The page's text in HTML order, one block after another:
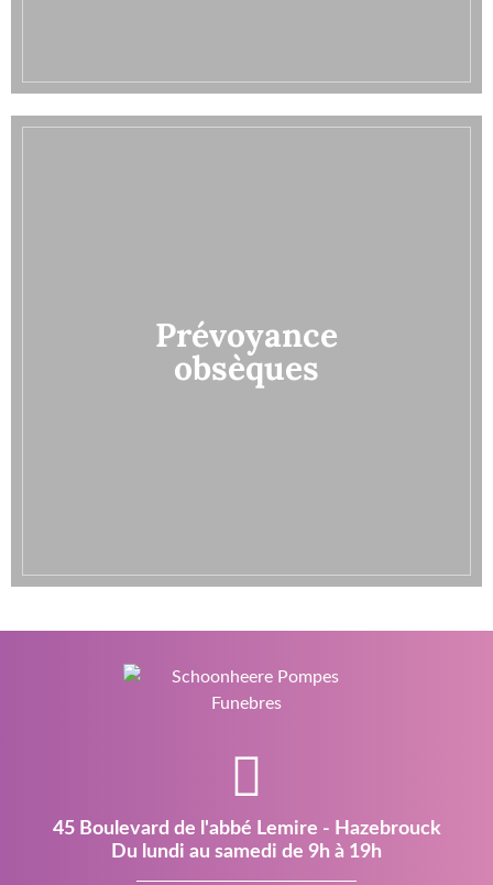
Prévoyance
obsèques
45 Boulevard de l'abbé Lemire - Hazebrouck
Du lundi au samedi de 9h à 19h